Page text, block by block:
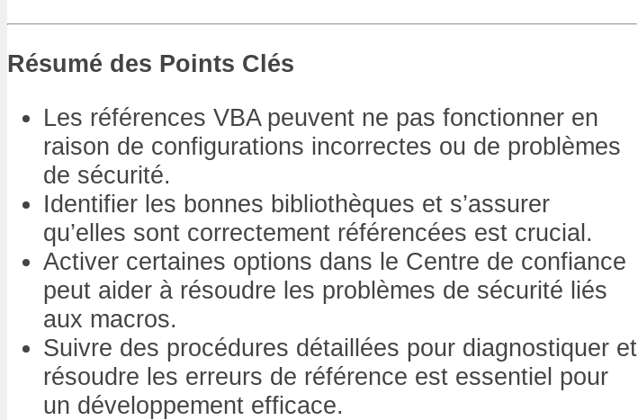
Résumé des Points Clés
Les références VBA peuvent ne pas fonctionner en
raison de configurations incorrectes ou de problèmes
de sécurité.
Identifier les bonnes bibliothèques et s’assurer
qu’elles sont correctement référencées est crucial.
Activer certaines options dans le Centre de confiance
peut aider à résoudre les problèmes de sécurité liés
aux macros.
Suivre des procédures détaillées pour diagnostiquer et
résoudre les erreurs de référence est essentiel pour
un développement efficace.